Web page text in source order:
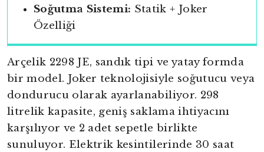
Soğutma Sistemi: Statik + Joker
Özelliği
Arçelik 2298 JE, sandık tipi ve yatay formda
bir model. Joker teknolojisiyle soğutucu veya
dondurucu olarak ayarlanabiliyor. 298
litrelik kapasite, geniş saklama ihtiyacını
karşılıyor ve 2 adet sepetle birlikte
sunuluyor. Elektrik kesintilerinde 30 saat